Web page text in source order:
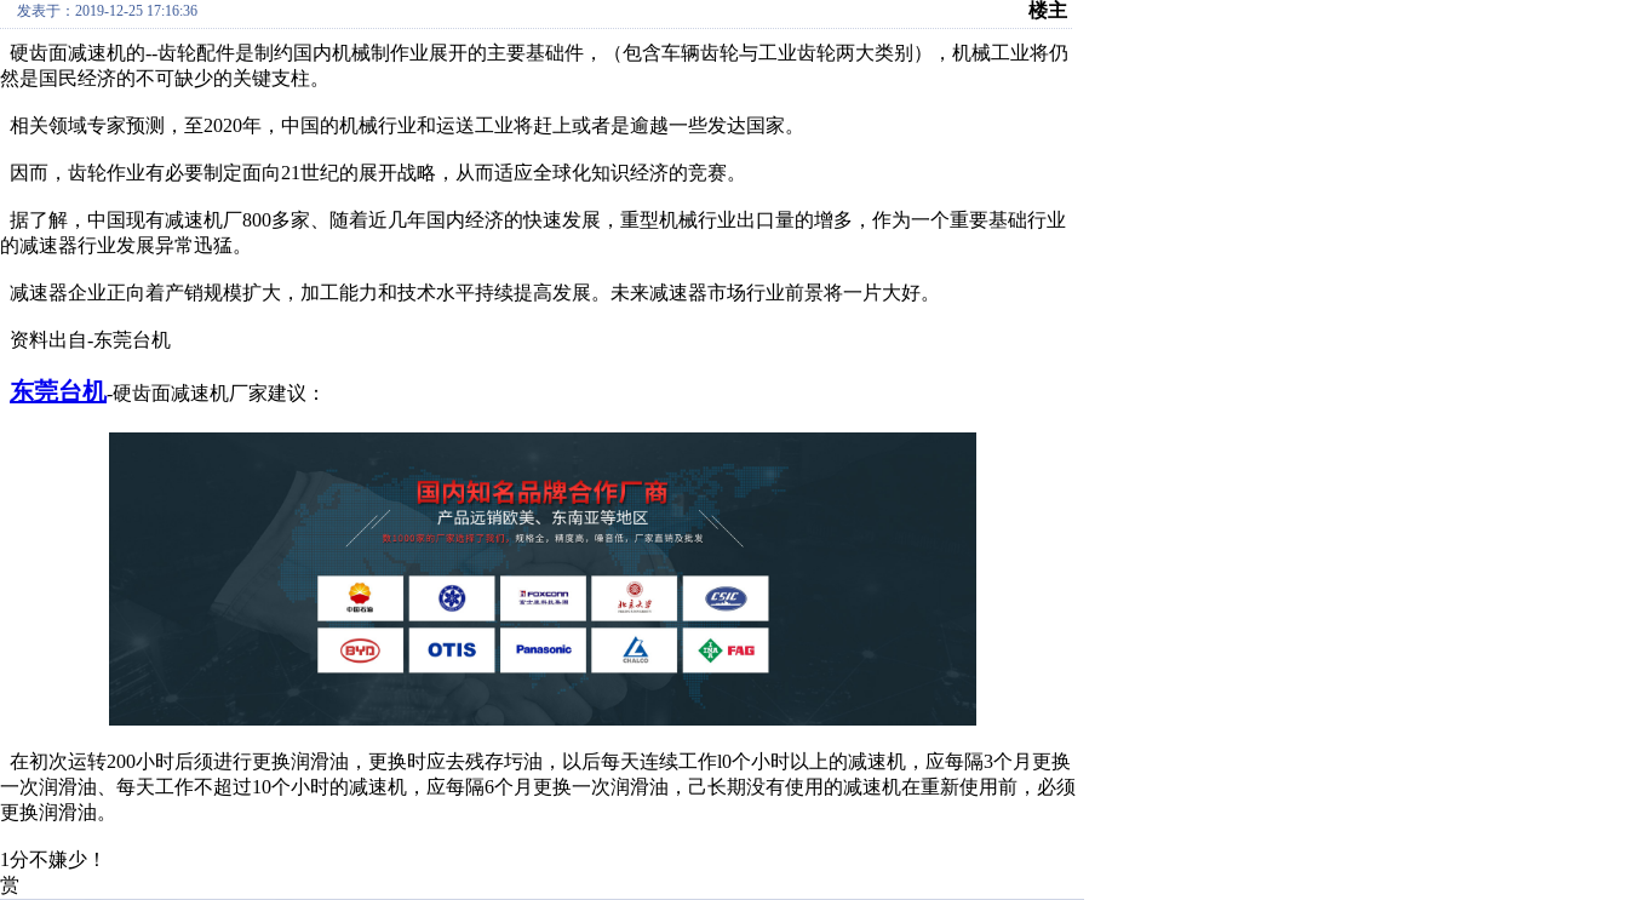
发表于：2019-12-25 17:16:36 楼主
硬齿面减速机的--齿轮配件是制约国内机械制作业展开的主要基础件，（包含车辆齿轮与工业齿轮两大类别），机械工业将仍
然是国民经济的不可缺少的关键支柱。
相关领域专家预测，至2020年，中国的机械行业和运送工业将赶上或者是逾越一些发达国家。
因而，齿轮作业有必要制定面向21世纪的展开战略，从而适应全球化知识经济的竞赛。
据了解，中国现有减速机厂800多家、随着近几年国内经济的快速发展，重型机械行业出口量的增多，作为一个重要基础行业
的减速器行业发展异常迅猛。
减速器企业正向着产销规模扩大，加工能力和技术水平持续提高发展。未来减速器市场行业前景将一片大好。
资料出自-东莞台机
东莞台机-硬齿面减速机厂家建议：
在初次运转200小时后须进行更换润滑油，更换时应去残存圬油，以后每天连续工作l0个小时以上的减速机，应每隔3个月更换
一次润滑油、每天工作不超过10个小时的减速机，应每隔6个月更换一次润滑油，己长期没有使用的减速机在重新使用前，必须
更换润滑油。
1分不嫌少！
赏